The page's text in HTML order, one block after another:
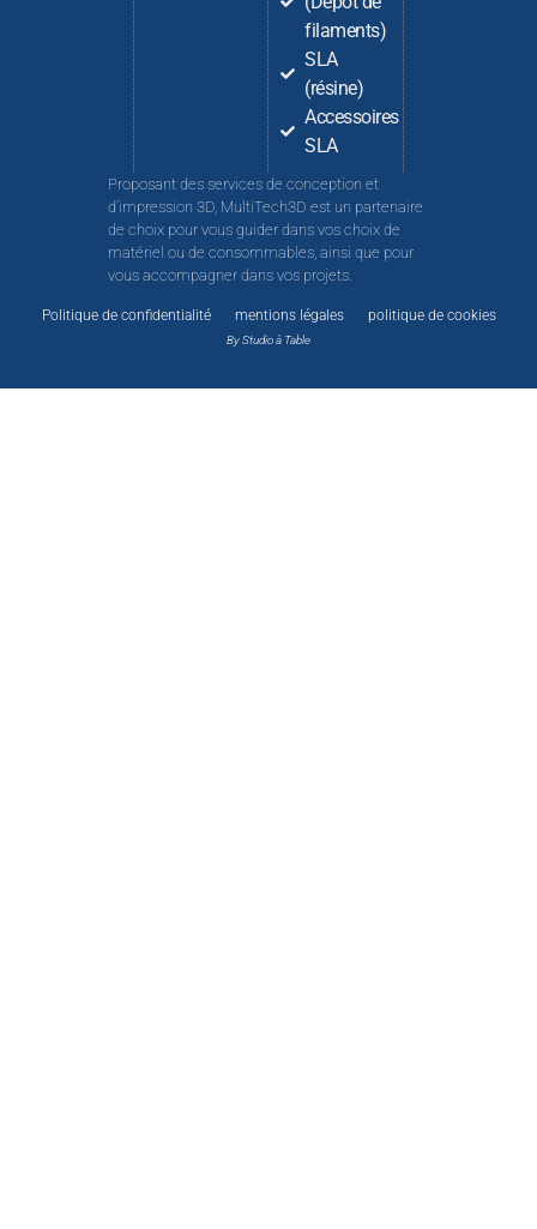
filaments)
SLA
(résine)
Accessoires
SLA
Proposant des services de conception et
d’impression 3D, MultiTech3D est un partenaire
de choix pour vous guider dans vos choix de
matériel ou de consommables, ainsi que pour
vous accompagner dans vos projets.
Politique de confidentialité mentions légales politique de cookies
By Studio à Table